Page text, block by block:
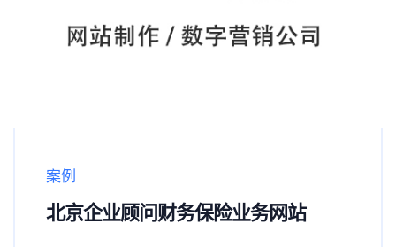
案例
北京企业顾问财务保险业务网站